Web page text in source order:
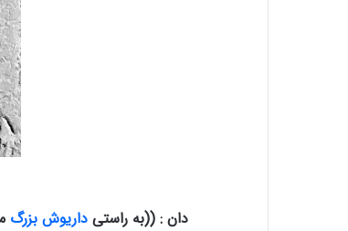
دان : ((به راستی داریوش بزرگ